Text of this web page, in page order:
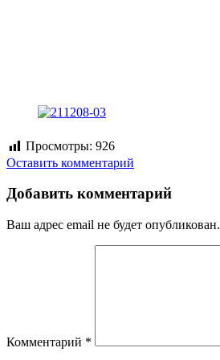
Просмотры: 926
Оставить комментарий
Добавить комментарий
Ваш адрес email не будет опубликован.
Комментарий *